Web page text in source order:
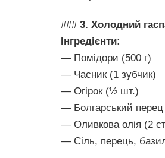
### 3. Холодний
Інгредієнти:
— Помідори (500 г)
— Часник (1 зубчик)
— Огірок (½ шт.)
— Болгарський
— Оливкова олія (2
— Сіль, перець,